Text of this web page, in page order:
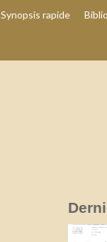
Synopsis rapide